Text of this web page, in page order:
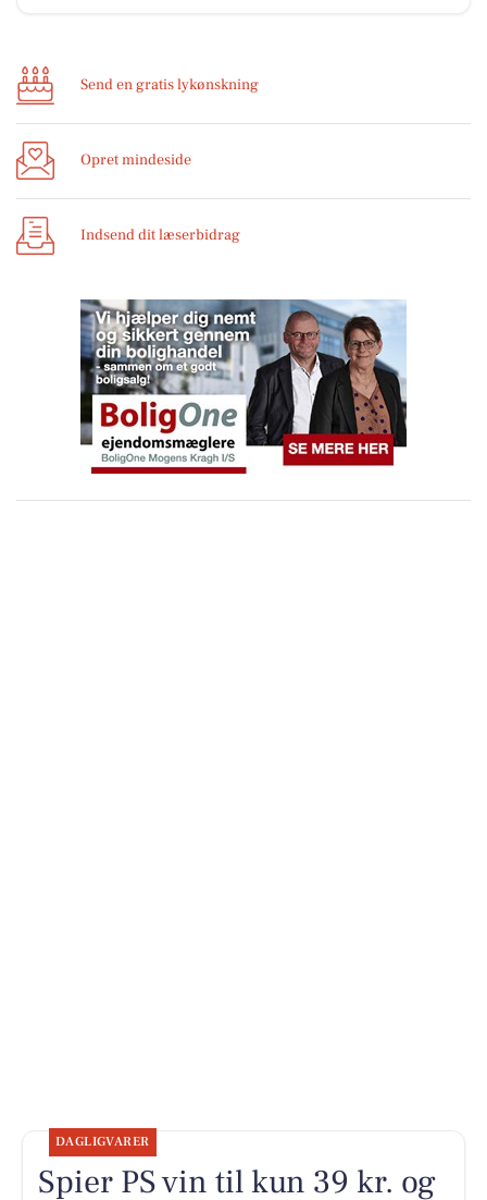
Send en gratis lykønskning
Opret mindeside
Indsend dit læserbidrag
DAGLIGVARER
Spier PS vin til kun 39 kr. og